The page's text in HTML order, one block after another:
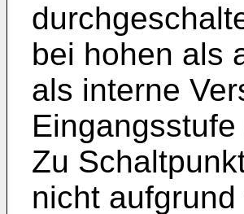
bei hohen als
als interne
Zu
nicht